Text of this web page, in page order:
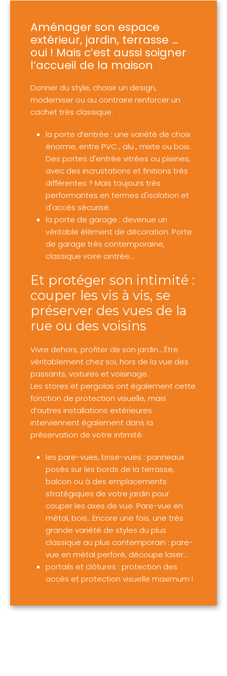
Aménager son espace
extérieur, jardin, terrasse …
oui ! Mais c’est aussi soigner
l’accueil de la maison
Donner du style, choisir un design,
moderniser ou au contraire renforcer un
cachet très classique.
la porte d’entrée : une variété de choix
énorme, entre PVC , alu , mixte ou bois.
Des portes d'entrée vitrées ou pleines,
avec des incrustations et finitions très
différentes ? Mais toujours très
performantes en termes d'isolation et
d'accès sécurisé.
la porte de garage : devenue un
véritable élément de décoration. Porte
de garage très contemporaine,
classique voire cintrée…
Et protéger son intimité :
couper les vis à vis, se
préserver des vues de la
rue ou des voisins
Vivre dehors, profiter de son jardin… Être
véritablement chez soi, hors de la vue des
passants, voitures et voisinage.
Les stores et pergolas ont également cette
fonction de protection visuelle, mais
d’autres installations extérieures
interviennent également dans la
préservation de votre intimité.
les pare-vues, brise-vues : panneaux
posés sur les bords de la terrasse,
balcon ou à des emplacements
stratégiques de votre jardin pour
couper les axes de vue. Pare-vue en
métal, bois.. Encore une fois, une très
grande variété de styles du plus
classique au plus contemporain : pare-
vue en métal perforé, découpe laser…
portails et clôtures : protection des
accès et protection visuelle maximum !